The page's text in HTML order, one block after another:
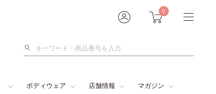
0
検
ボディウェア 店舗情報 マガジン